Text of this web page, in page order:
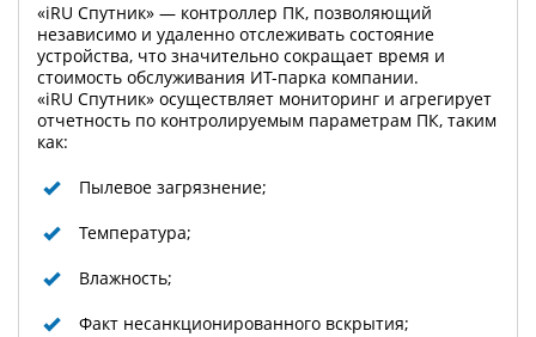
«iRU Спутник» — контроллер ПК, позволяющий
независимо и удаленно отслеживать состояние
устройства, что значительно сокращает время и
стоимость обслуживания ИТ-парка компании.
«iRU Спутник» осуществляет мониторинг и агрегирует
отчетность по контролируемым параметрам ПК, таким
как:
Пылевое загрязнение;
Температура;
Влажность;
Факт несанкционированного вскрытия;